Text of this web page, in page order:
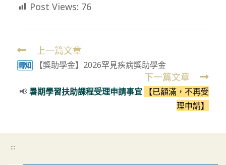
Post Views: 76
Read
more
上一篇文章
轉知 【獎助學金】2026罕見疾病獎助學金
下一篇文章
📢暑期學習扶助課程受理申請事宜
【已額滿，不再受
理申請】
:::